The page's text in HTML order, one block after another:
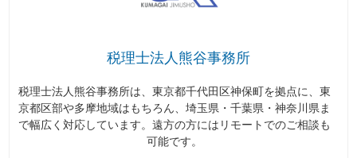
税理士法人熊谷事務所
税理士法人熊谷事務所は、東京都千代田区神保町を拠点に、東
京都区部や多摩地域はもちろん、埼玉県・千葉県・神奈川県ま
で幅広く対応しています。遠方の方にはリモートでのご相談も
可能です。